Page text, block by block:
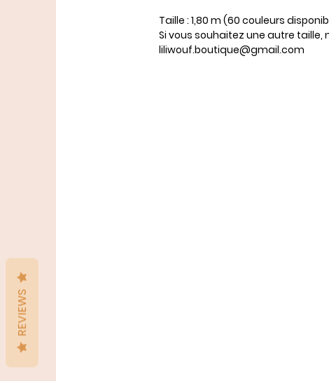
Taille : 1,80 m (60 couleurs
Si vous souhaitez une autre taille,
liliwouf.boutique@gmail.com
REVIEWS